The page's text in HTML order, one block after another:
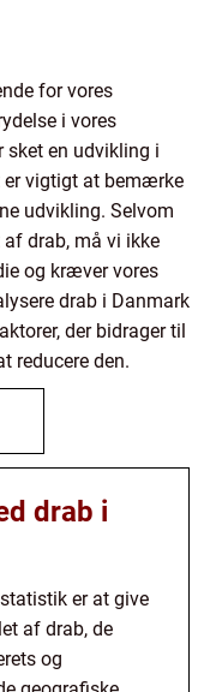
for vores
i vores
sket en udvikling i
er vigtigt at bemærke
udvikling. Selvom
drab, må vi ikke
og kræver vores
drab i Danmark
der bidrager til
reducere den.
drab i
er at give
af drab, de
og